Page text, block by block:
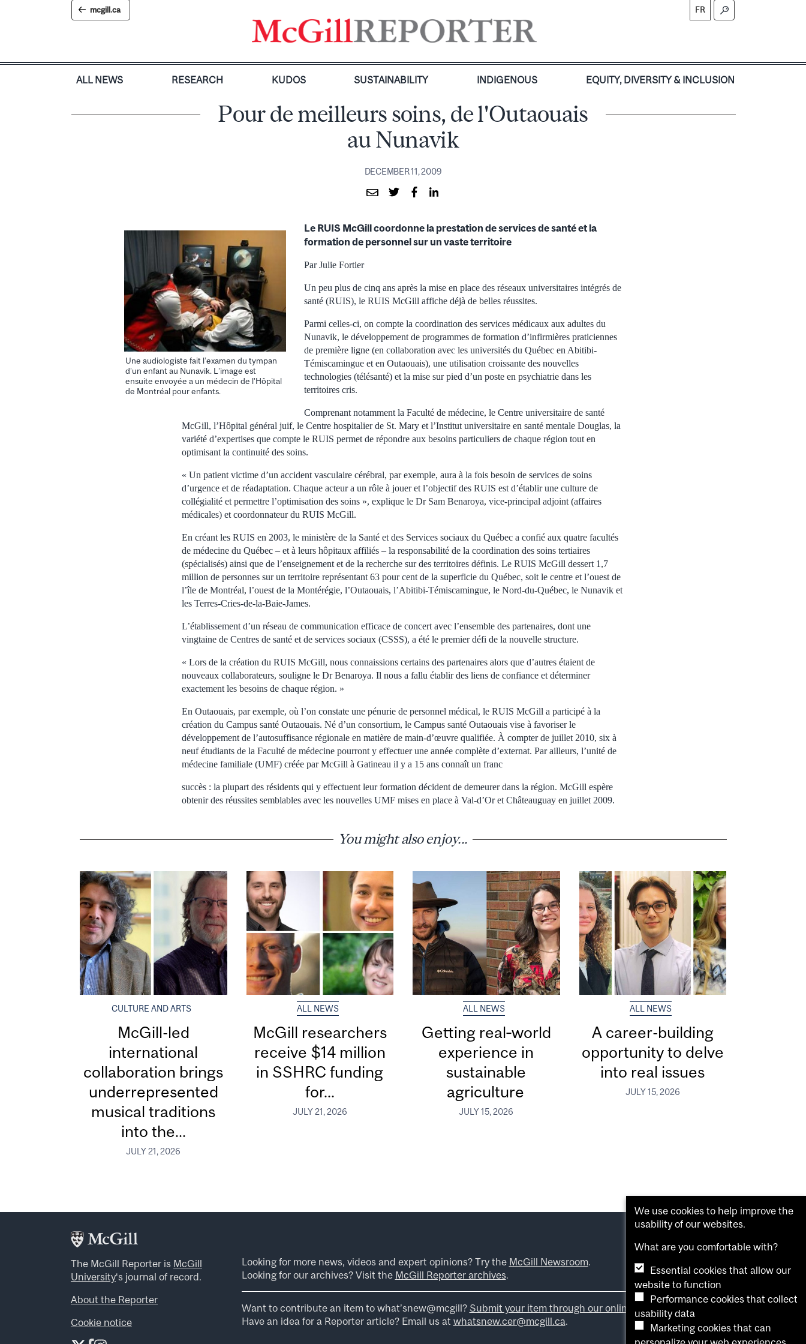
mcgill.ca FR
ALL NEWS RESEARCH KUDOS SUSTAINABILITY INDIGENOUS EQUITY, DIVERSITY & INCLUSION
Pour de meilleurs soins, de l'Outaouais
au Nunavik
DECEMBER 11, 2009
Une audiologiste fait l’examen du tympan
d’un enfant au Nunavik. L’image est
ensuite envoyée a un médecin de l’Hôpital
de Montréal pour enfants.
Le RUIS McGill coordonne la prestation de services de santé et la
formation de personnel sur un vaste territoire
Par Julie Fortier
Un peu plus de cinq ans après la mise en place des réseaux universitaires intégrés de
santé (RUIS), le RUIS McGill affiche déjà de belles réussites.
Parmi celles-ci, on compte la coordination des services médicaux aux adultes du
Nunavik, le développement de programmes de formation d’infirmières praticiennes
de première ligne (en collaboration avec les universités du Québec en Abitibi-
Témiscamingue et en Outaouais), une utilisation croissante des nouvelles
technologies (télésanté) et la mise sur pied d’un poste en psychiatrie dans les
territoires cris.
Comprenant notamment la Faculté de médecine, le Centre universitaire de santé
McGill, l’Hôpital général juif, le Centre hospitalier de St. Mary et l’Institut universitaire en santé mentale Douglas, la
variété d’expertises que compte le RUIS permet de répondre aux besoins particuliers de chaque région tout en
optimisant la continuité des soins.
« Un patient victime d’un accident vasculaire cérébral, par exemple, aura à la fois besoin de services de soins
d’urgence et de réadaptation. Chaque acteur a un rôle à jouer et l’objectif des RUIS est d’établir une culture de
collégialité et permettre l’optimisation des soins », explique le Dr Sam Benaroya, vice-principal adjoint (affaires
médicales) et coordonnateur du RUIS McGill.
En créant les RUIS en 2003, le ministère de la Santé et des Services sociaux du Québec a confié aux quatre facultés
de médecine du Québec – et à leurs hôpitaux affiliés – la responsabilité de la coordination des soins tertiaires
(spécialisés) ainsi que de l’enseignement et de la recherche sur des territoires définis. Le RUIS McGill dessert 1,7
million de personnes sur un territoire représentant 63 pour cent de la superficie du Québec, soit le centre et l’ouest de
l’île de Montréal, l’ouest de la Montérégie, l’Outaouais, l’Abitibi-Témiscamingue, le Nord-du-Québec, le Nunavik et
les Terres-Cries-de-la-Baie-James.
L’établissement d’un réseau de communication efficace de concert avec l’ensemble des partenaires, dont une
vingtaine de Centres de santé et de services sociaux (CSSS), a été le premier défi de la nouvelle structure.
« Lors de la création du RUIS McGill, nous connaissions certains des partenaires alors que d’autres étaient de
nouveaux collaborateurs, souligne le Dr Benaroya. Il nous a fallu établir des liens de confiance et déterminer
exactement les besoins de chaque région. »
En Outaouais, par exemple, où l’on constate une pénurie de personnel médical, le RUIS McGill a participé à la
création du Campus santé Outaouais. Né d’un consortium, le Campus santé Outaouais vise à favoriser le
développement de l’autosuffisance régionale en matière de main-d’œuvre qualifiée. À compter de juillet 2010, six à
neuf étudiants de la Faculté de médecine pourront y effectuer une année complète d’externat. Par ailleurs, l’unité de
médecine familiale (UMF) créée par McGill à Gatineau il y a 15 ans connaît un franc
succès : la plupart des résidents qui y effectuent leur formation décident de demeurer dans la région. McGill espère
obtenir des réussites semblables avec les nouvelles UMF mises en place à Val-d’Or et Châteauguay en juillet 2009.
You might also enjoy...
CULTURE AND ARTS
McGill-led
international
collaboration brings
underrepresented
musical traditions
into the...
JULY 21, 2026
ALL NEWS
McGill researchers
receive $14 million
in SSHRC funding
for...
JULY 21, 2026
ALL NEWS
Getting real‑world
experience in
sustainable
agriculture
JULY 15, 2026
ALL NEWS
A career-building
opportunity to delve
into real issues
JULY 15, 2026
The McGill Reporter is McGill
University‘s journal of record.
About the Reporter
Cookie notice
Looking for more news, videos and expert opinions? Try the McGill Newsroom.
Looking for our archives? Visit the McGill Reporter archives.
Want to contribute an item to what’snew@mcgill? Submit your item through our online form .
Have an idea for a Reporter article? Email us at whatsnew.cer@mcgill.ca.
We use cookies to help improve the
usability of our websites.
What are you comfortable with?
Essential cookies that allow our
website to function
Performance cookies that collect
usability data
Marketing cookies that can